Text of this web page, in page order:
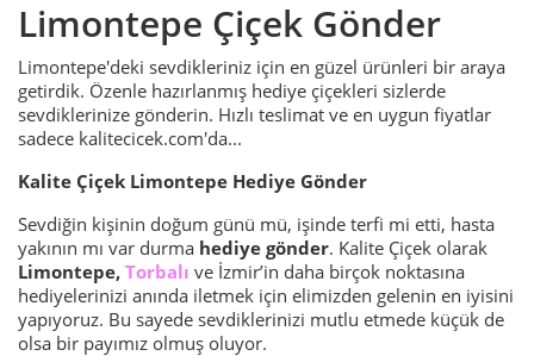
Limontepe Çiçek Gönder
Limontepe'deki sevdikleriniz için en güzel ürünleri bir araya
getirdik. Özenle hazırlanmış hediye çiçekleri sizlerde
sevdiklerinize gönderin. Hızlı teslimat ve en uygun fiyatlar
sadece kalitecicek.com'da...
Kalite Çiçek​ Limontepe Hediye Gönder
Sevdiğin kişinin doğum günü mü, işinde terfi mi etti, hasta
yakının mı var durma hediye gönder. Kalite Çiçek olarak
Limontepe, Torbalı ve İzmir’in daha birçok noktasına
hediyelerinizi anında iletmek için elimizden gelenin en iyisini
yapıyoruz. Bu sayede sevdiklerinizi mutlu etmede küçük de
olsa bir payımız olmuş oluyor.